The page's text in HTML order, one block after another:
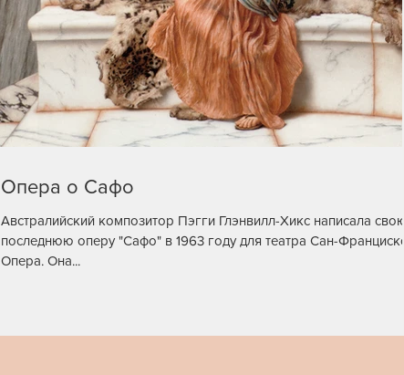
Опера о Сафо
Австралийский композитор Пэгги Глэнвилл-Хикс написала свою
последнюю оперу "Сафо" в 1963 году для театра Сан-Франциско
Опера. Она...